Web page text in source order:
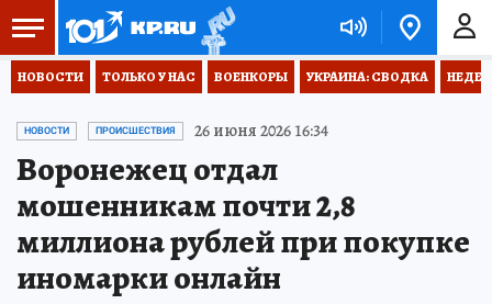
НОВОСТИ ТОЛЬКО У НАС ВОЕНКОРЫ УКРАИНА: СВОДКА
НОВОСТИ ПРОИСШЕСТВИЯ 26 июня 2026 16:34
Воронежец отдал
мошенникам почти 2,8
миллиона рублей при покупке
иномарки онлайн